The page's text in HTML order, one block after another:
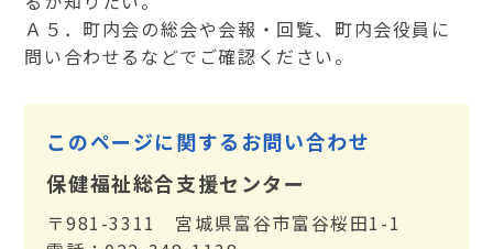
Ａ５．町内会の総会や会報・回覧、町内会役員に
問い合わせるなどでご確認ください。
このページに関するお問い合わせ
保健福祉総合支援センター
〒981-3311 宮城県富谷市富谷桜田1-1